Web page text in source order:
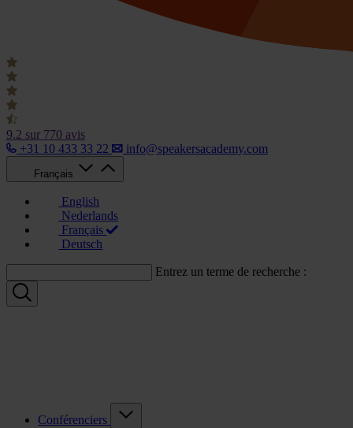
9.2 sur 770 avis
+31 10 433 33 22
info@speakersacademy.com
Français
English
Nederlands
Français
Deutsch
Entrez un terme de recherche :
Conférenciers